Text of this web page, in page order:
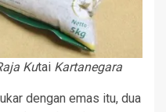
Kutai Kartanegara
dengan emas itu, dua